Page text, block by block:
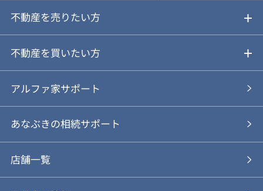
不動産を売りたい方
ご売却ガイド
ご売却の流れ
あなぶきの仲介
あなぶきの買取
不動産を買いたい方
ご購入ガイド
物件を探す
購入の流れ
アルファ家サポート
あなぶきの相続サポート
店舗一覧